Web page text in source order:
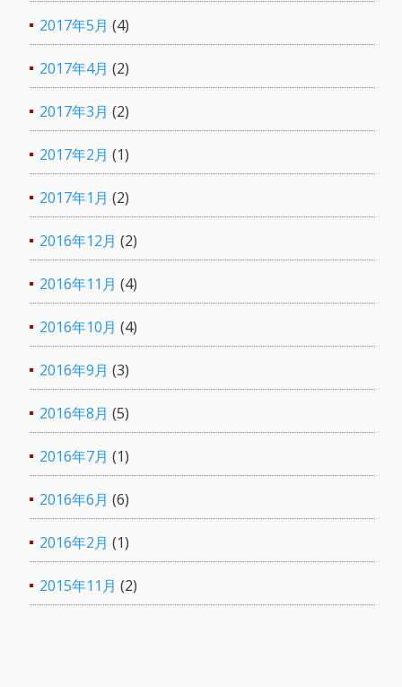
2017年5月 (4)
2017年4月 (2)
2017年3月 (2)
2017年2月 (1)
2017年1月 (2)
2016年12月 (2)
2016年11月 (4)
2016年10月 (4)
2016年9月 (3)
2016年8月 (5)
2016年7月 (1)
2016年6月 (6)
2016年2月 (1)
2015年11月 (2)